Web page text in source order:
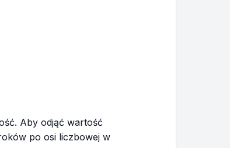
Aby odjąć wartość
po osi liczbowej w